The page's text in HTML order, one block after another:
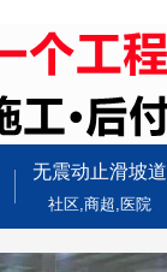
无震动止滑坡道
社区,商超,医院